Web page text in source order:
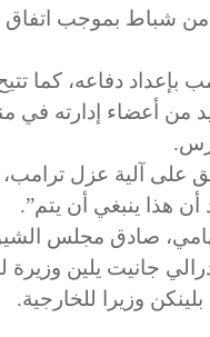
من شباط بموجب اتفاق
دفاعه، كما
من أعضاء إدارته في
على آلية عزل
هذا ينبغي أن يتم”.
صادق مجلس
جانيت يلين وزيرة
وزيرا للخارجية.